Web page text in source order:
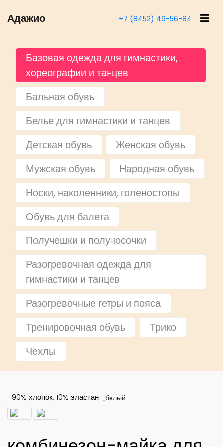
Адажио +7 (8452) 49-56-84
Базовая одежда для гимнастики,
хореографии и танцев
Бальная обувь
Белье для гимнастики и танцев
Детская обувь
Женская обувь
Мужская обувь
Народная обувь
Носки, наколенники, голеностопы
Обувь для балета
Получешки и полуносочки
Разогревочная одежда для
гимнастики и танцев
Разогревочные гетры и пояса
Тренировочная обувь
Трико
Чехлы
90% хлопок, 10% эластан